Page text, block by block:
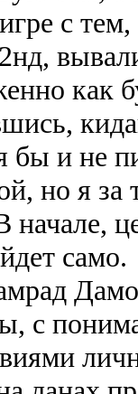
с
как
бы и не
но я
само.
с